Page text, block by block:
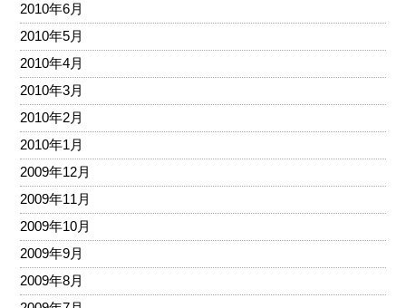
2010年6月
2010年5月
2010年4月
2010年3月
2010年2月
2010年1月
2009年12月
2009年11月
2009年10月
2009年9月
2009年8月